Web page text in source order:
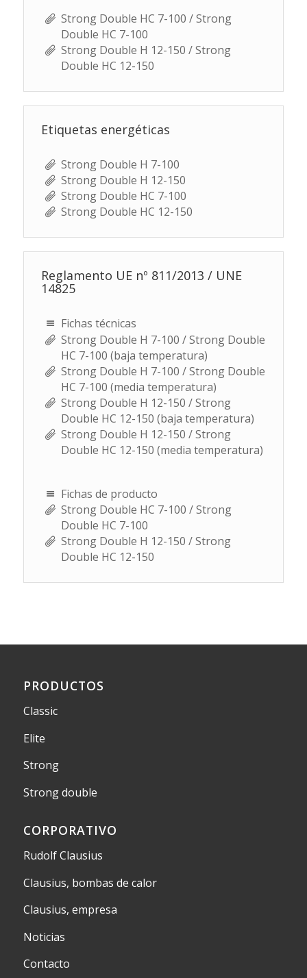
Strong Double HC 7-100 / Strong
Double HC 7-100
Strong Double H 12-150 / Strong
Double HC 12-150
Etiquetas energéticas
Strong Double H 7-100
Strong Double H 12-150
Strong Double HC 7-100
Strong Double HC 12-150
Reglamento UE nº 811/2013 / UNE
14825
Fichas técnicas
Strong Double H 7-100 / Strong Double
HC 7-100 (baja temperatura)
Strong Double H 7-100 / Strong Double
HC 7-100 (media temperatura)
Strong Double H 12-150 / Strong
Double HC 12-150 (baja temperatura)
Strong Double H 12-150 / Strong
Double HC 12-150 (media temperatura)
Fichas de producto
Strong Double HC 7-100 / Strong
Double HC 7-100
Strong Double H 12-150 / Strong
Double HC 12-150
PRODUCTOS
Classic
Elite
Strong
Strong double
CORPORATIVO
Rudolf Clausius
Clausius, bombas de calor
Clausius, empresa
Noticias
Contacto